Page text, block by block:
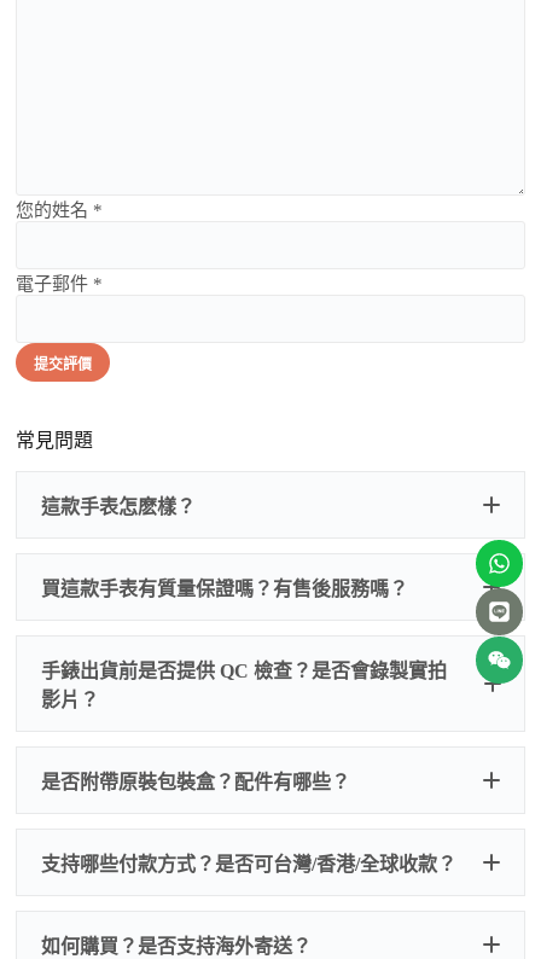
您的姓名 *
電子郵件 *
提交評價
常見問題
這款手表怎麽樣？
買這款手表有質量保證嗎？有售後服務嗎？
為事故，免費維修三年
人為事故我們只收更換配件
手錶出貨前是否提供 QC 檢查？是否會錄製實拍
影片？
質檢查
度、錶帶等部位是否完好無瑕、貼合緊密。
是否附帶原裝包裝盒？配件有哪些？
我們默認會提供普通盒子，如果需要原裝盒子可
以找我們搭配，選擇原裝盒子附屬配件：原裝盒
如是鋼帶手錶會贈送拆錶帶工具。
支持哪些付款方式？是否可台灣/香港/全球收款？
如何購買？是否支持海外寄送？